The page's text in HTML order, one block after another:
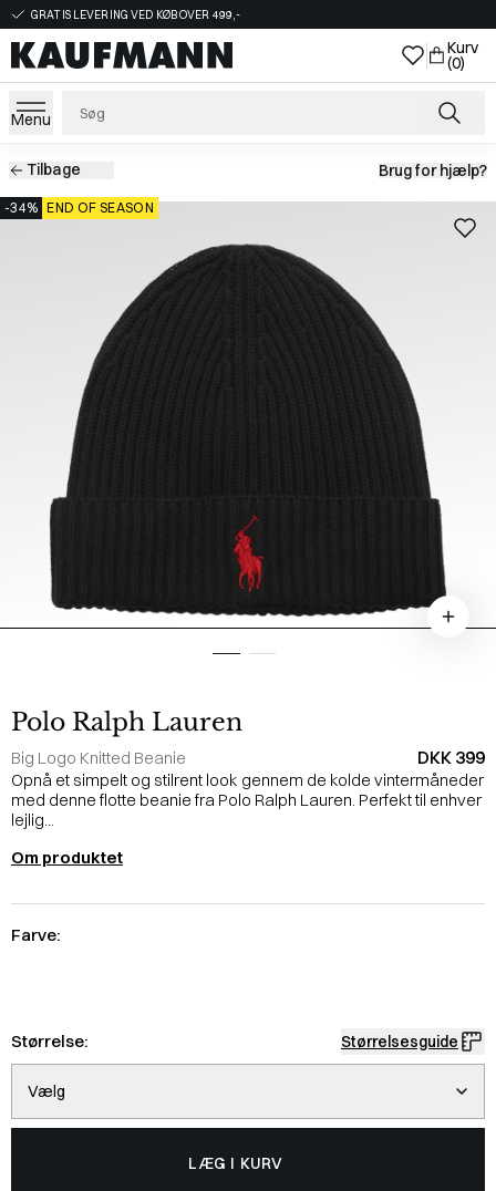
GRATIS LEVERING VED KØB OVER 499,-
Kurv
(0)
Menu
Tilbage Brug for hjælp?
-34% END OF SEASON
Polo Ralph Lauren
Big Logo Knitted Beanie DKK 399
Opnå et simpelt og stilrent look gennem de kolde vintermåneder
med denne flotte beanie fra Polo Ralph Lauren. Perfekt til enhver
lejlig...
Om produktet
Farve:
Størrelse: Størrelsesguide
Vælg
LÆG I KURV